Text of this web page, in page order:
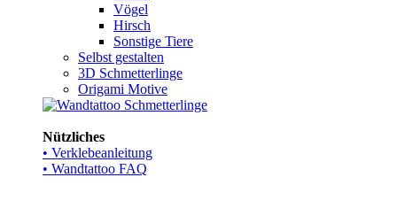
Vögel
Hirsch
Sonstige Tiere
Selbst gestalten
3D Schmetterlinge
Origami Motive
Nützliches
• Verklebeanleitung
• Wandtattoo FAQ